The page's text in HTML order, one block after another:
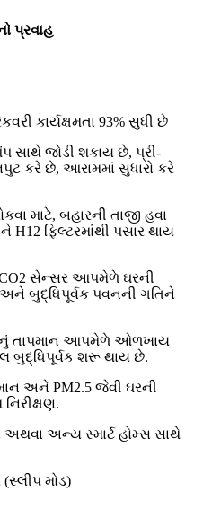
પ્રવાહ
કાર્યક્ષમતા 93% સુધી છે
સાથે જોડી શકાય છે, પ્રી-
કરે છે, આરામમાં સુધારો કરે
માટે, બહારની તાજી હવા
H12 ફિલ્ટરમાંથી પસાર થાય
CO2 સેન્સર આપમેળે ઘરની
બુદ્ધિપૂર્વક પવનની ગતિને
તાપમાન આપમેળે ઓળખાય
બુદ્ધિપૂર્વક શરૂ થાય છે.
અને PM2.5 જેવી ઘરની
અથવા અન્ય સ્માર્ટ હોમ્સ સાથે
મોડ)